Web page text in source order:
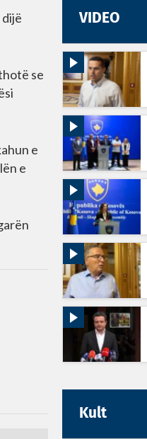
se
e
e
VIDEO
Kult